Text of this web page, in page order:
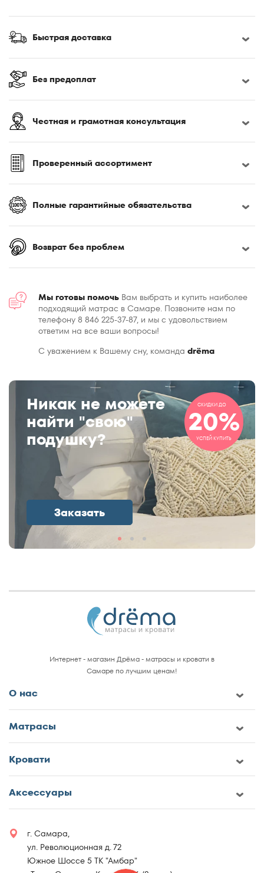
Быстрая доставка
Без предоплат
Честная и грамотная консультация
Проверенный ассортимент
Полные гарантийные обязательства
Возврат без проблем
Мы готовы помочь Вам выбрать и купить наиболее
подходящий матрас в Самаре. Позвоните нам по
телефону 8 846 225-37-87, и мы с удовольствием
ответим на все ваши вопросы!
С уважением к Вашему сну, команда drёma
Никак не можете
найти "свою"
подушку?
Заказать
СКИДКИ ДО
20%
УСПЕЙ КУПИТЬ
Интернет - магазин Дрёма - матрасы и кровати в
Самаре по лучшим ценам!
О нас
Матрасы
Кровати
Аксессуары
г. Самара,
ул. Революционная д. 72
Южное Шоссе 5 ТК "Амбар"